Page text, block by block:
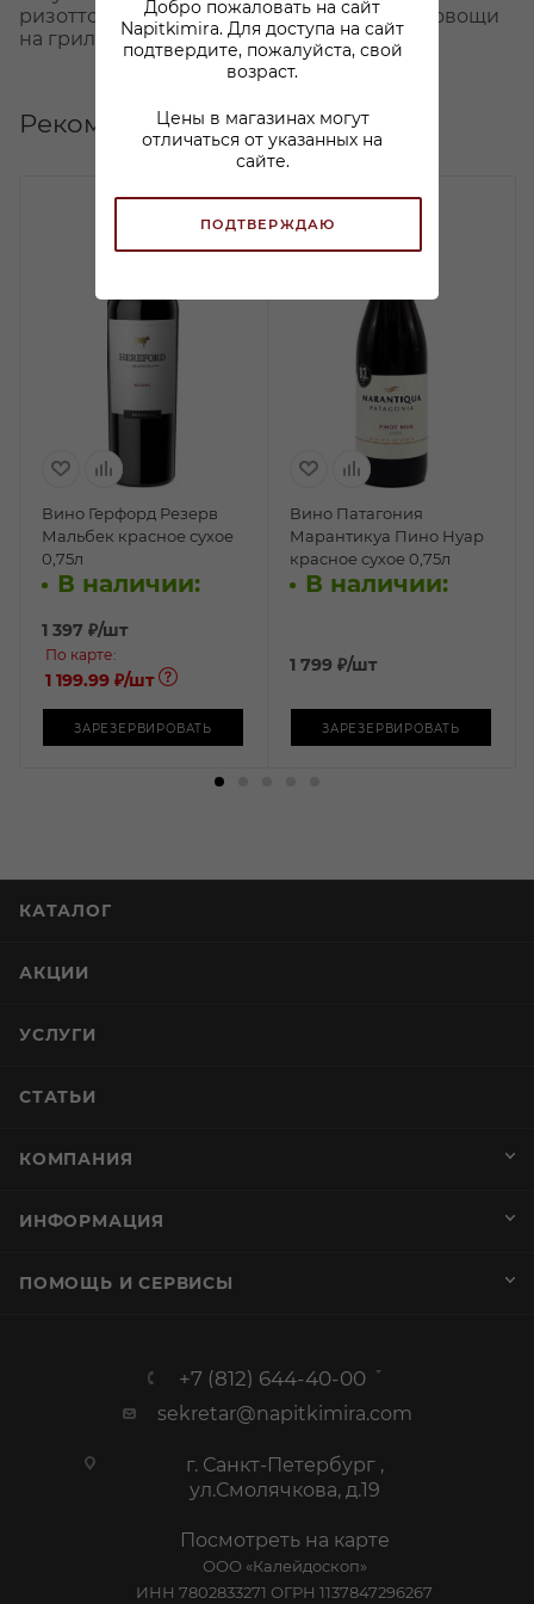
Добро пожаловать на сайт
Napitkimira. Для доступа на сайт
подтвердите, пожалуйста, свой
возраст.
Цены в магазинах могут
отличаться от указанных на
сайте.
ПОДТВЕРЖДАЮ
ризотто, жаркое, свинина, грибы, паэлья, овощи
на гриле.
Рекомендуем
Вино Герфорд Резерв
Мальбек красное сухое
0,75л
В наличии:
1 397 ₽/шт
По карте:
1 199.99 ₽/шт
ЗАРЕЗЕРВИРОВАТЬ
Вино Патагония
Марантикуа Пино Нуар
красное сухое 0,75л
В наличии:
1 799 ₽/шт
ЗАРЕЗЕРВИРОВАТЬ
КАТАЛОГ
АКЦИИ
УСЛУГИ
СТАТЬИ
КОМПАНИЯ
ИНФОРМАЦИЯ
ПОМОЩЬ И СЕРВИСЫ
+7 (812) 644-40-00
sekretar@napitkimira.com
г. Санкт-Петербург ,
ул.Смолячкова, д.19
Посмотреть на карте
ООО «Калейдоскоп»
ИНН 7802833271 ОГРН 1137847296267